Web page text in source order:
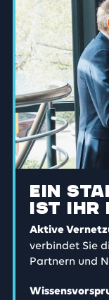
Ein
ist Ihr
Aktive
verbindet Sie
Partnern und